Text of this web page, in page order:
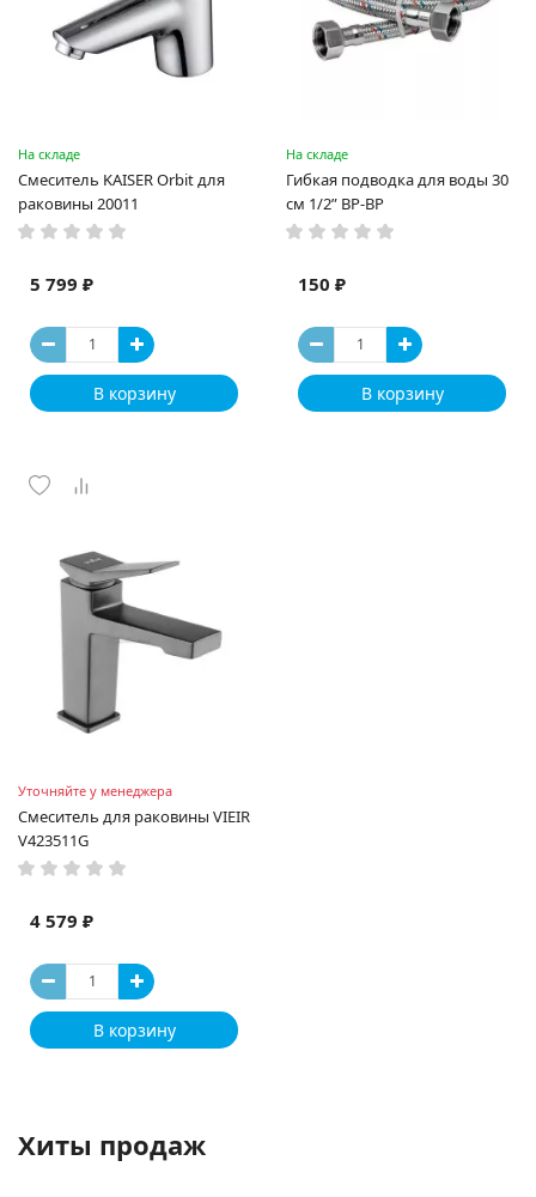
На складе
Смеситель KAISER Orbit для
раковины 20011
5 799 ₽
В корзину
На складе
Гибкая подводка для воды 30
см 1/2” ВР-ВР
150 ₽
В корзину
Уточняйте у менеджера
Смеситель для раковины VIEIR
V423511G
4 579 ₽
В корзину
Хиты продаж